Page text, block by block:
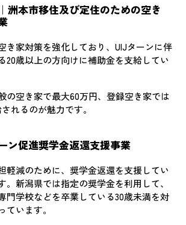
洲本市移住及び定住のための空き
き家対策を強化しており、UIJターンに伴
20歳以上の方向けに補助金を支給してい
の空き家で最大60万円、登録空き家では
れるのが魅力です。
ン促進奨学金返還支援事業
軽減のために、奨学金返還を支援してい
。新潟県では指定の奨学金を利用して、
門学校などを卒業している30歳未満を対
います。